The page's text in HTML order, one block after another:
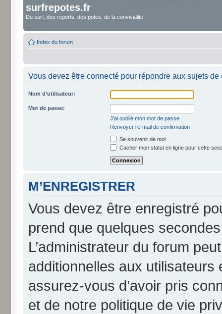
surfrepotes.fr
Du surf, des reports, des potes, de la convivialité
Index du forum
Vous devez être connecté pour répondre aux sujets de
Nom d’utilisateur:
Mot de passe:
J’ai oublié mon mot de passe
Renvoyer l’e-mail de confirmation
Se souvenir de moi
Cacher mon statut en ligne pour cette
M’ENREGISTRER
Vous devez être enregistré
prend que quelques
L’administrateur du forum
additionnelles aux
assurez-vous d’avoir pris
et de notre politique de vie